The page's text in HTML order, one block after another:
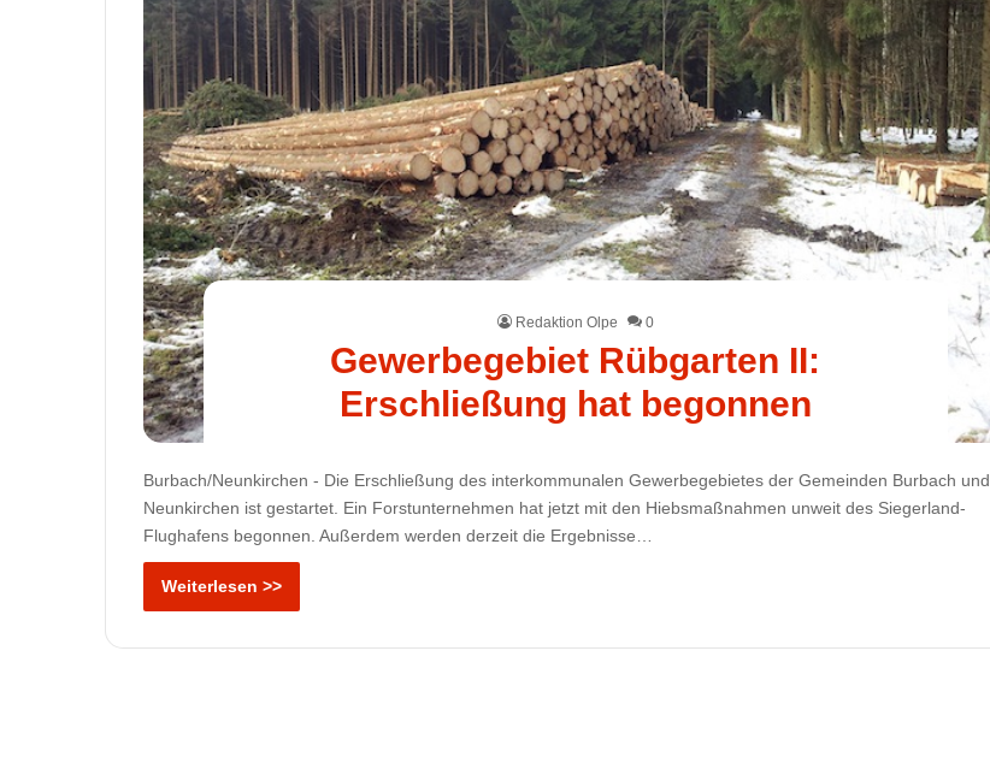
Redaktion Olpe 0
Gewerbegebiet Rübgarten II:
Erschließung hat begonnen
Burbach/Neunkirchen - Die Erschließung des interkommunalen Gewerbegebietes der Gemeinden Burbach und
Neunkirchen ist gestartet. Ein Forstunternehmen hat jetzt mit den Hiebsmaßnahmen unweit des Siegerland-
Flughafens begonnen. Außerdem werden derzeit die Ergebnisse…
Weiterlesen >>